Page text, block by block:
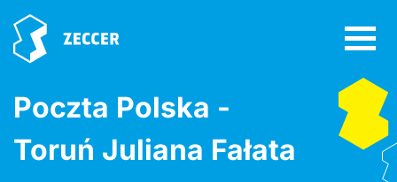
Poczta Polska -
Toruń Juliana Fałata